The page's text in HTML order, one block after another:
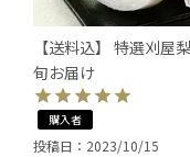
【送料込】 特選刈屋
旬お届け
購入者
投稿日 2023/10/15